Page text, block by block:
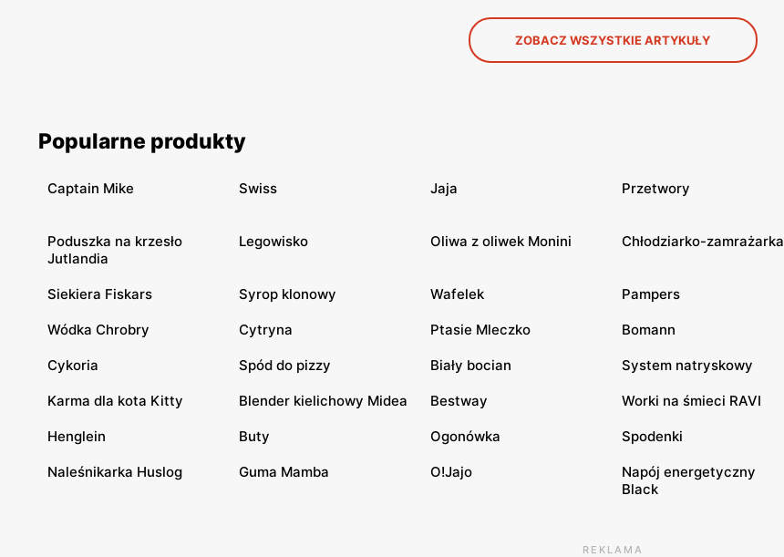
ZOBACZ WSZYSTKIE ARTYKUŁY
Popularne produkty
Captain Mike Swiss Jaja Przetwory
Poduszka na krzesło
Jutlandia
Legowisko Oliwa z oliwek Monini Chłodziarko-zamrażarka
Siekiera Fiskars Syrop klonowy Wafelek Pampers
Wódka Chrobry Cytryna Ptasie Mleczko Bomann
Cykoria Spód do pizzy Biały bocian System natryskowy
Karma dla kota Kitty Blender kielichowy Midea Bestway Worki na śmieci RAVI
Henglein Buty Ogonówka Spodenki
Naleśnikarka Huslog Guma Mamba O!Jajo
Napój energetyczny
Black
REKLAMA